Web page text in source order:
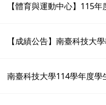
【體育與運動中心】115
【成績公告】南臺科技大
南臺科技大學114學年度